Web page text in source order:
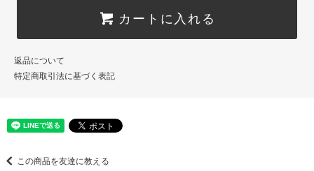
カートに入れる
返品について
特定商取引法に基づく表記
この商品を友達に教える